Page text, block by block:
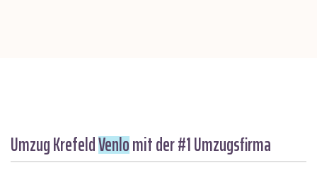
Umzug KrefeldVenlomit der #1 Umzugsfirma